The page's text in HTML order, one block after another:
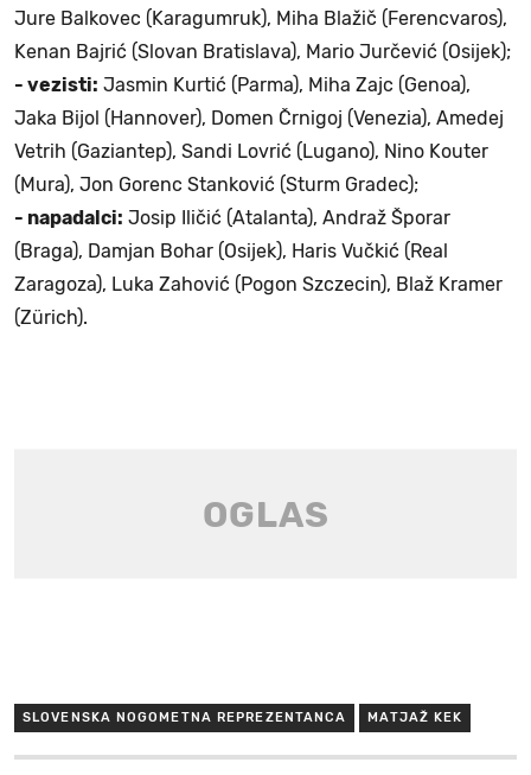
Jure Balkovec (Karagumruk), Miha Blažič (Ferencvaros),
Kenan Bajrić (Slovan Bratislava), Mario Jurčević (Osijek);
- vezisti: Jasmin Kurtić (Parma), Miha Zajc (Genoa),
Jaka Bijol (Hannover), Domen Črnigoj (Venezia), Amedej
Vetrih (Gaziantep), Sandi Lovrić (Lugano), Nino Kouter
(Mura), Jon Gorenc Stanković (Sturm Gradec);
- napadalci: Josip Iličić (Atalanta), Andraž Šporar
(Braga), Damjan Bohar (Osijek), Haris Vučkić (Real
Zaragoza), Luka Zahović (Pogon Szczecin), Blaž Kramer
(Zürich).
SLOVENSKA NOGOMETNA REPREZENTANCA MATJAŽ KEK